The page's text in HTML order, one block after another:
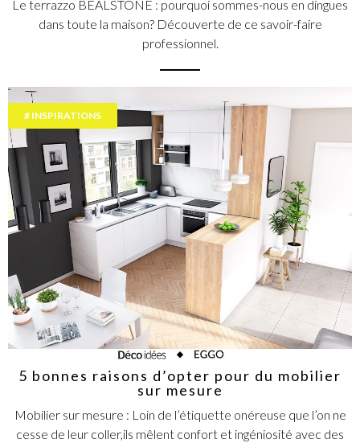
Le terrazzo BEALSTONE : pourquoi sommes-nous en dingues
dans toute la maison? Découverte de ce savoir-faire
professionnel.
INSPIRATIONS
5 bonnes raisons d’opter pour du mobilier
sur mesure
Mobilier sur mesure : Loin de l’étiquette onéreuse que l’on ne
cesse de leur coller,ils mêlent confort et ingéniosité avec des